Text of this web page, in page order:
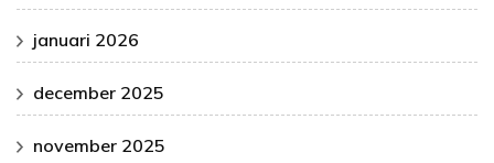
januari 2026
december 2025
november 2025